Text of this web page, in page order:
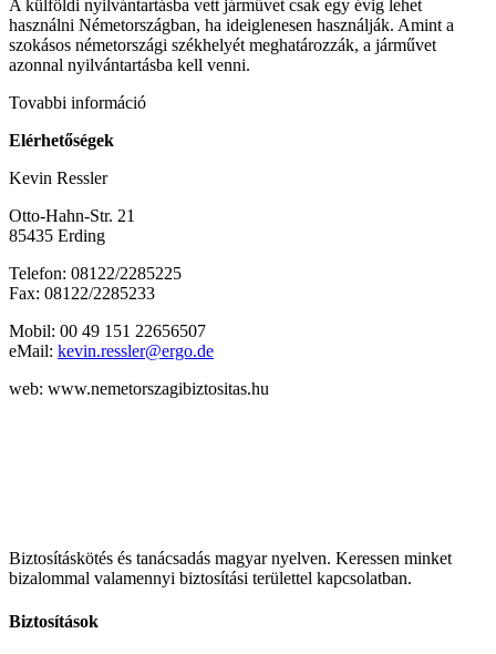
A külföldi nyilvántartásba vett járművet csak egy évig lehet
használni Németországban, ha ideiglenesen használják. Amint a
szokásos németországi székhelyét meghatározzák, a járművet
azonnal nyilvántartásba kell venni.
Tovabbi információ
Elérhetőségek
Kevin Ressler
Otto-Hahn-Str. 21
85435 Erding
Telefon: 08122/2285225
Fax: 08122/2285233
Mobil: 00 49 151 22656507
eMail: kevin.ressler@ergo.de
web: www.nemetorszagibiztositas.hu
Biztosításkötés és tanácsadás magyar nyelven. Keressen minket
bizalommal valamennyi biztosítási területtel kapcsolatban.
Biztosítások